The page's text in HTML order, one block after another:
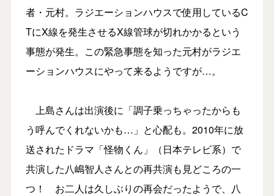
者・元村。ラジエーションハウスで使用しているC
TにX線を発生させるX線管球が切れかかるという
事態が発生。この緊急事態を知った元村がラジエ
ーションハウスにやって来るようですが…。
上島さんは出演後に「調子乗っちゃったからも
う呼んでくれないかも…」と心配も。2010年に放
送されたドラマ「怪物くん」（日本テレビ系）で
共演した八嶋智人さんとの再共演も見どころの一
つ！ お二人は久しぶりの再会だったようで、八